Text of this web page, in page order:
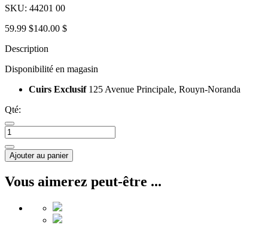
SKU: 44201 00
59.99 $140.00 $
Description
Disponibilité en magasin
Cuirs Exclusif 125 Avenue Principale, Rouyn-Noranda
Qté:
Ajouter au panier
Vous aimerez peut-être ...